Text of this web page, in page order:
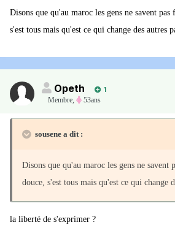
Disons que qu'au maroc les gens ne savent pas
s'est tous mais qu'est ce qui change des autres
Opeth
1
Membre, 53ans
sousene a dit :
Disons que qu'au maroc les gens ne savent
douce, s'est tous mais qu'est ce qui change
la liberté de s'exprimer ?